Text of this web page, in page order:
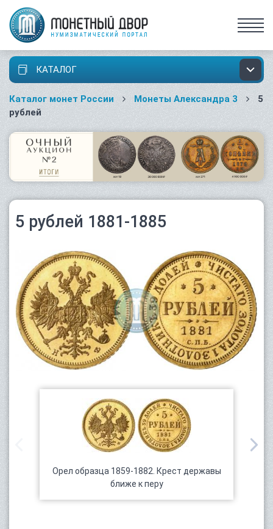
КАТАЛОГ
Каталог монет России Монеты Александра 3
5
рублей
5 рублей 1881-1885
Орел образца 1859-1882. Крест державы
ближе к перу